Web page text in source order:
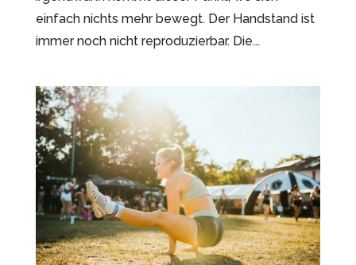
einfach nichts mehr bewegt. Der Handstand ist
immer noch nicht reproduzierbar. Die...